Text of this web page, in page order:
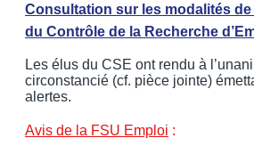
Consultation sur les modalités
du Contrôle de la Recherche
Les élus du CSE ont rendu à
circonstancié (cf. pièce jointe)
alertes.
Avis de la FSU Emploi :